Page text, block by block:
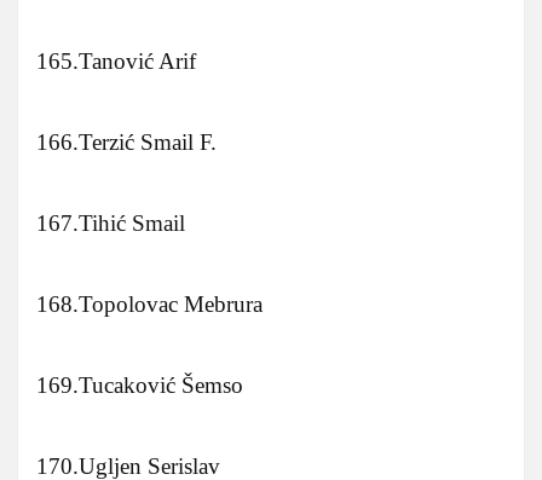
165.Tanović Arif
166.Terzić Smail F.
167.Tihić Smail
168.Topolovac Mebrura
169.Tucaković Šemso
170.Ugljen Serislav